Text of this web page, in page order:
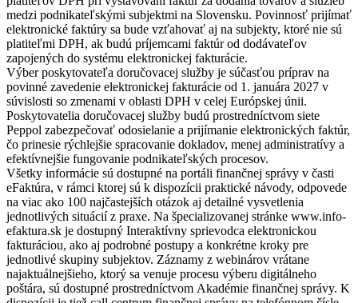
medzi podnikateľskými subjektmi na Slovensku. Povinnosť prijímať
elektronické faktúry sa bude vzťahovať aj na subjekty, ktoré nie sú
platiteľmi DPH, ak budú príjemcami faktúr od dodávateľov
zapojených do systému elektronickej fakturácie.
Výber poskytovateľa doručovacej služby je súčasťou príprav na
povinné zavedenie elektronickej fakturácie od 1. januára 2027 v
súvislosti so zmenami v oblasti DPH v celej Európskej únii.
Poskytovatelia doručovacej služby budú prostredníctvom siete
Peppol zabezpečovať odosielanie a prijímanie elektronických faktúr,
čo prinesie rýchlejšie spracovanie dokladov, menej administratívy a
efektívnejšie fungovanie podnikateľských procesov.
Všetky informácie sú dostupné na portáli finančnej správy v časti
eFaktúra, v rámci ktorej sú k dispozícii praktické návody, odpovede
na viac ako 100 najčastejších otázok aj detailné vysvetlenia
jednotlivých situácií z praxe. Na špecializovanej stránke www.info-
efaktura.sk je dostupný Interaktívny sprievodca elektronickou
fakturáciou, ako aj podrobné postupy a konkrétne kroky pre
jednotlivé skupiny subjektov. Záznamy z webinárov vrátane
najaktuálnejšieho, ktorý sa venuje procesu výberu digitálneho
poštára, sú dostupné prostredníctvom Akadémie finančnej správy. K